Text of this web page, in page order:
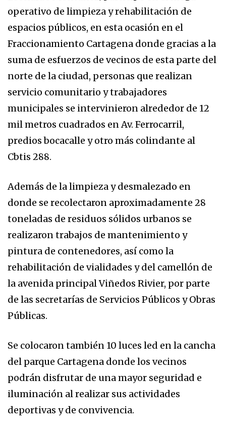
operativo de limpieza y rehabilitación de
espacios públicos, en esta ocasión en el
Fraccionamiento Cartagena donde gracias a la
suma de esfuerzos de vecinos de esta parte del
norte de la ciudad, personas que realizan
servicio comunitario y trabajadores
municipales se intervinieron alrededor de 12
mil metros cuadrados en Av. Ferrocarril,
predios bocacalle y otro más colindante al
Cbtis 288.
Además de la limpieza y desmalezado en
donde se recolectaron aproximadamente 28
toneladas de residuos sólidos urbanos se
realizaron trabajos de mantenimiento y
pintura de contenedores, así como la
rehabilitación de vialidades y del camellón de
la avenida principal Viñedos Rivier, por parte
de las secretarías de Servicios Públicos y Obras
Públicas.
Se colocaron también 10 luces led en la cancha
del parque Cartagena donde los vecinos
podrán disfrutar de una mayor seguridad e
iluminación al realizar sus actividades
deportivas y de convivencia.